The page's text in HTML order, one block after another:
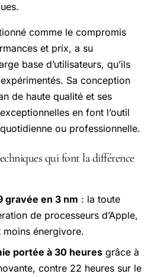
comme le compromis
et prix, a su
base d’utilisateurs, qu’ils
Sa conception
de haute qualité et ses
en font l’outil
ou professionnelle.
qui font la différence
gravée en 3 nm : la toute
de processeurs d’Apple,
moins énergivore.
portée à 30 heures grâce à
contre 22 heures sur le